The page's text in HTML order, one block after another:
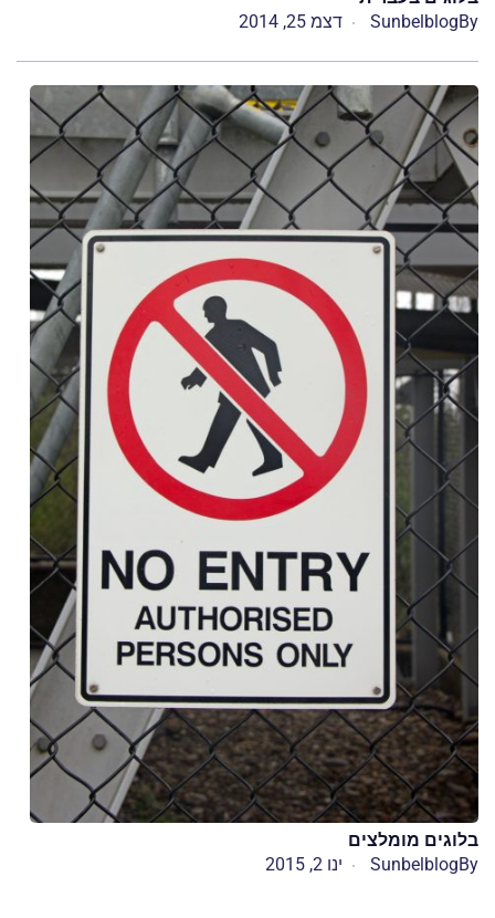
By
Sunbelblog דצמ 25, 2014
בלוגים מומלצים
By
Sunbelblog ינו 2, 2015